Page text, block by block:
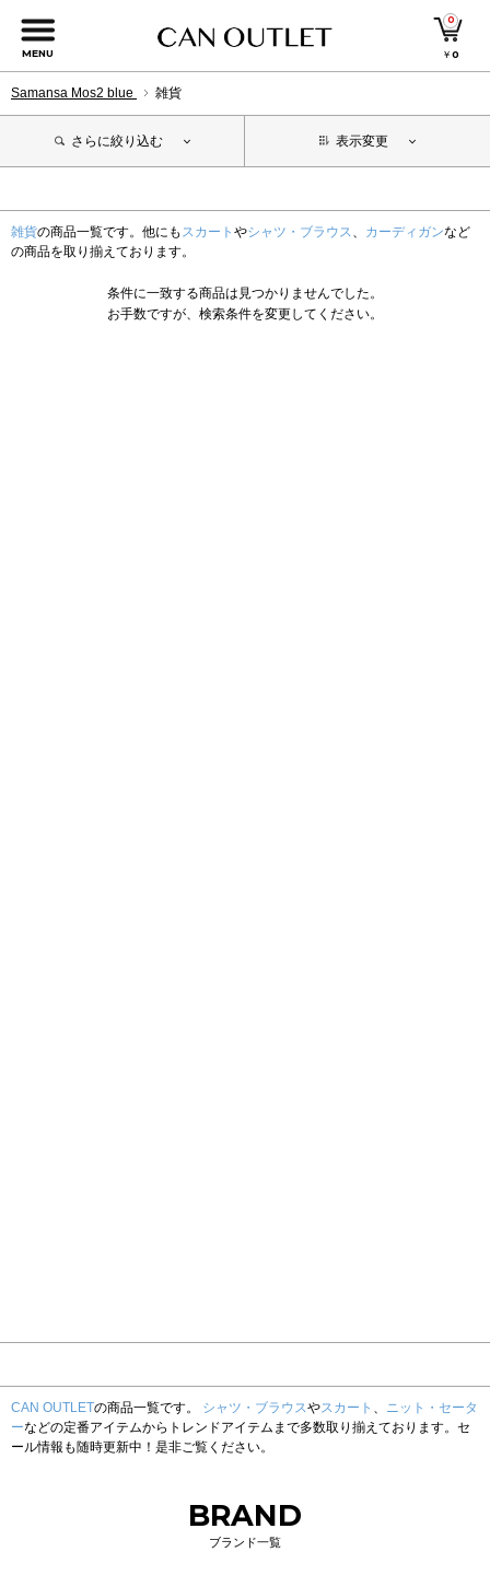
MENU
0
￥0
Samansa Mos2 blue 雑貨
さらに絞り込む 表示変更
雑貨の商品一覧です。他にも スカート やシャツ・ブラウス、 カーディガンなど
の商品を取り揃えております。
条件に一致する商品は見つかりませんでした。
お手数ですが、検索条件を変更してください。
CAN OUTLETの商品一覧です。 シャツ・ブラウスやスカート 、 ニット・セータ
ーなどの定番アイテムからトレンドアイテムまで多数取り揃えております。セ
ール情報も随時更新中！是非ご覧ください。
BRAND
ブランド一覧